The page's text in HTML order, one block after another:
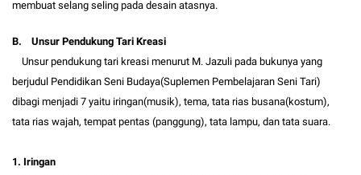
membuat selang seling pada desain atasnya.
B. Unsur Pendukung Tari Kreasi
Unsur pendukung tari kreasi menurut M. Jazuli pada bukunya yang
berjudul Pendidikan Seni Budaya(Suplemen Pembelajaran Seni Tari)
dibagi menjadi 7 yaitu iringan(musik), tema, tata rias busana(kostum),
tata rias wajah, tempat pentas (panggung), tata lampu, dan tata suara.
1. Iringan